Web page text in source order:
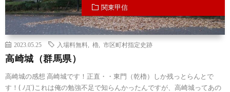
関東甲信
2023.05.25 入場料無料 櫓 市区町村指定史跡
高崎城（群馬県）
高崎城の感想 高崎城です！正直・・東門（乾櫓）しか残っとらんとで
す！( ﾉД`)これは俺の勉強不足で知らんかったんですが、高崎城ってあの